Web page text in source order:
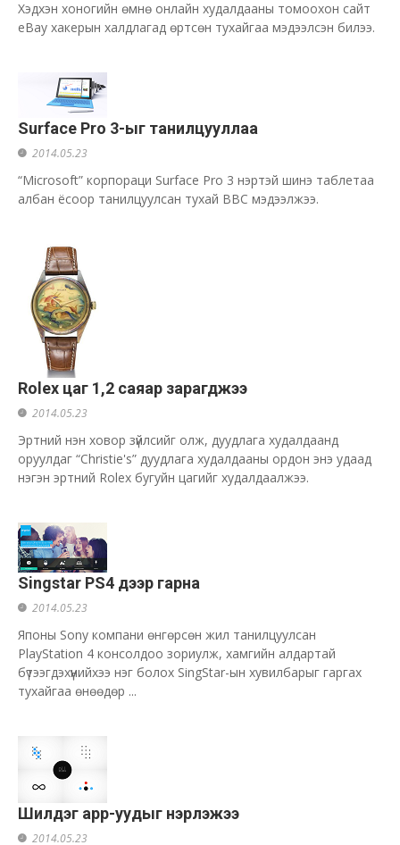
Хэдхэн хоногийн өмнө онлайн худалдааны томоохон сайт
eBay хакерын халдлагад өртсөн тухайгаа мэдээлсэн билээ.
Surface Pro 3-ыг танилцууллаа
2014.05.23
“Microsoft” корпораци Surface Pro 3 нэртэй шинэ таблетаа
албан ёсоор танилцуулсан тухай BBC мэдээлжээ.
Rolex цаг 1,2 саяар зарагджээ
2014.05.23
Эртний нэн ховор зүйлсийг олж, дуудлага худалдаанд
оруулдаг “Christie's” дуудлага худалдааны ордон энэ удаад
нэгэн эртний Rolex бугуйн цагийг худалдаалжээ.
Singstar PS4 дээр гарна
2014.05.23
Японы Sony компани өнгөрсөн жил танилцуулсан
PlayStation 4 консолдоо зориулж, хамгийн алдартай
бүтээгдэхүүнийхээ нэг болох SingStar-ын хувилбарыг гаргах
тухайгаа өнөөдөр ...
Шилдэг арр-уудыг нэрлэжээ
2014.05.23